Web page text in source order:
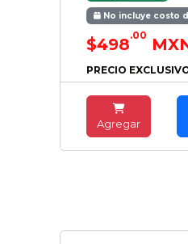
No incluye costo
$498.00
PRECIO
Agregar